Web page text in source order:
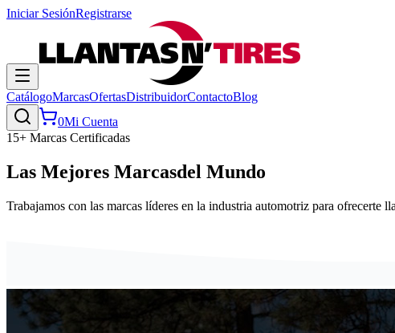
Iniciar SesiónRegistrarse
CatálogoMarcasOfertasDistribuidorContactoBlog
0Mi Cuenta
15+ Marcas Certificadas
Las Mejores Marcasdel Mundo
Trabajamos con las marcas líderes en la industria automotriz para ofrecerte